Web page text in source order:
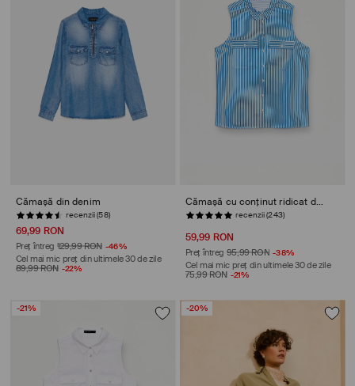
Cămașă din denim
recenzii (58)
69,99 RON
Preț întreg 129,99 RON -46%
Cel mai mic preț din ultimele 30 de zile
89,99 RON -22%
Cămașă cu conținut ridicat de viscoză
STOC REDUS
59,99 RON
Preț întreg 95,99 RON -38%
Cel mai mic preț din ultimele 30 de zile
75,99 RON -21%
-21% -20%